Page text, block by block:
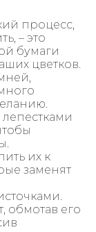
процесс,
– это
бумаги
цветков.
их к
заменят
его